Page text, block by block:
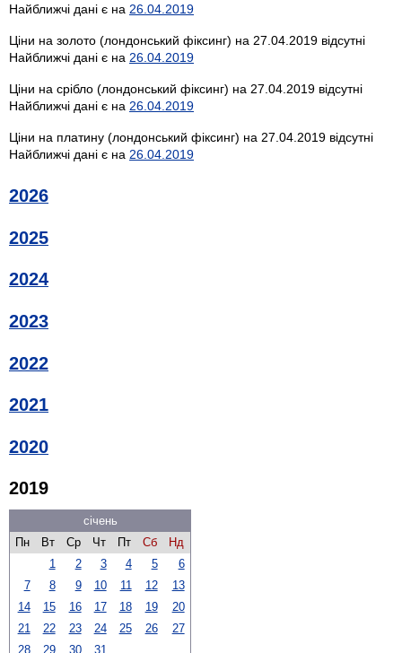
Найближчі дані є на 26.04.2019
Ціни на золото (лондонський фіксинг) на 27.04.2019 відсутні
Найближчі дані є на 26.04.2019
Ціни на срібло (лондонський фіксинг) на 27.04.2019 відсутні
Найближчі дані є на 26.04.2019
Ціни на платину (лондонський фіксинг) на 27.04.2019 відсутні
Найближчі дані є на 26.04.2019
2026
2025
2024
2023
2022
2021
2020
2019
січень
Пн
Вт Ср Чт Пт Сб
Нд
1
2 3 4 5
6
7
8 9 10 11 12
13
14
15 16 17 18 19
20
21
22 23 24 25 26
27
28
29 30 31